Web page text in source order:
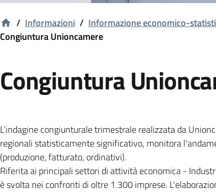
/ Informazioni / Informazione economico-
Congiuntura Unioncamere
Congiuntura
L’indagine congiunturale trimestrale realizzata da
regionali statisticamente significativo, monitora
(produzione, fatturato, ordinativi).
Riferita ai principali settori di attività economica -
è svolta nei confronti di oltre 1.300 imprese.